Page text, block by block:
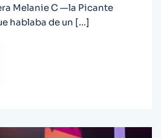
Melanie C —la Picante
hablaba de un […]